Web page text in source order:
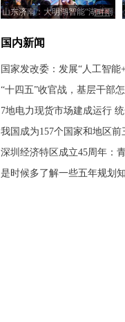
山东济南：大明湖智能“湖畔雨
国内新闻
国家发改委：发展“人工智
“十四五”收官战，基层干部
7地电力现货市场建成运行
我国成为157个国家和地区前
深圳经济特区成立45周年：
是时候多了解一些五年规划